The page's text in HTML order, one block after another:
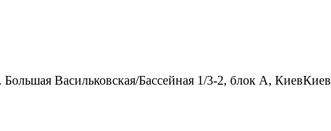
Большая Васильковская/Бассейная 1/3-2, блок А, КиевКиев